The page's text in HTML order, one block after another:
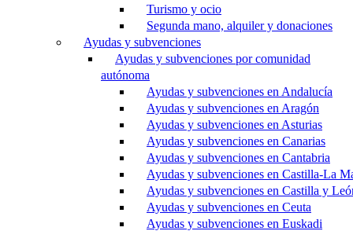
Turismo y ocio
Segunda mano, alquiler y donaciones
Ayudas y subvenciones
Ayudas y subvenciones por comunidad
autónoma
Ayudas y subvenciones en Andalucía
Ayudas y subvenciones en Aragón
Ayudas y subvenciones en Asturias
Ayudas y subvenciones en Canarias
Ayudas y subvenciones en Cantabria
Ayudas y subvenciones en Castilla-La
Ayudas y subvenciones en Castilla y
Ayudas y subvenciones en Ceuta
Ayudas y subvenciones en Euskadi